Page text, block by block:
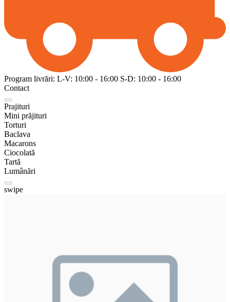
Program livrări: L-V: 10:00 - 16:00 S-D: 10:00 - 16:00
Contact
Prajituri
Mini prăjituri
Torturi
Baclava
Macarons
Ciocolată
Tartă
Lumânări
swipe